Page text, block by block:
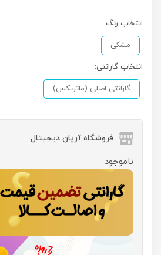
انتخاب رنگ:
مشکی
انتخاب گارانتی:
گارانتی اصلی (ماتریکس)
فروشگاه آریان دیجیتال
ناموجود